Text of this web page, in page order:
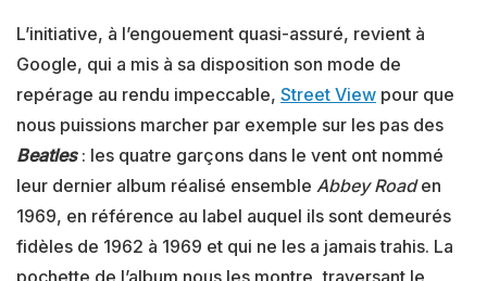
L’initiative, à l’engouement quasi-assuré, revient à
Google, qui a mis à sa disposition son mode de
repérage au rendu impeccable, Street View pour que
nous puissions marcher par exemple sur les pas des
Beatles: les quatre garçons dans le vent ont nommé
leur dernier album réalisé ensemble Abbey Roaden
1969, en référence au label auquel ils sont demeurés
fidèles de 1962 à 1969 et qui ne les a jamais trahis. La
pochette de l’album nous les montre, traversant le